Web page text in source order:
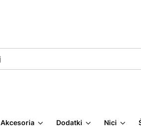
Akcesoria Dodatki Nici